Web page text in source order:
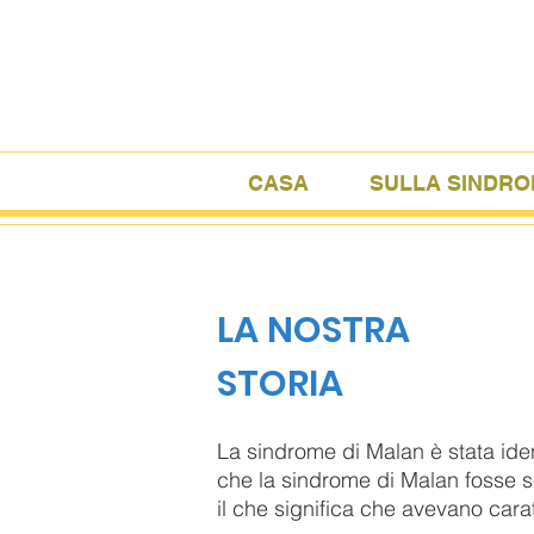
LA NOSTRA
STORIA
La sindrome di Malan è stata
che la sindrome di Malan fosse
il che significa che avevano
CASA SULLA